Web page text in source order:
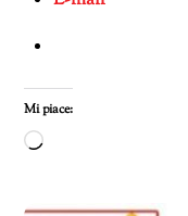
Mi piace:
Caricamento
corso…